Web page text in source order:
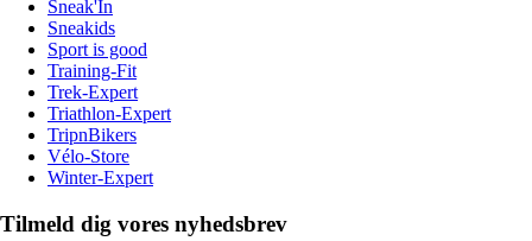
Sneak'In
Sneakids
Sport is good
Training-Fit
Trek-Expert
Triathlon-Expert
TripnBikers
Vélo-Store
Winter-Expert
Tilmeld dig vores nyhedsbrev